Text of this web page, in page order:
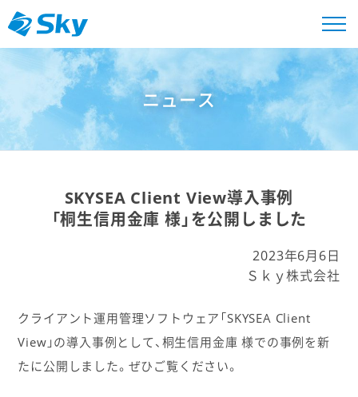
ニュース
SKYSEA Client View導入事例
「桐生信用金庫 様」を公開しました
2023年6月6日
Ｓｋｙ株式会社
クライアント運用管理ソフトウェア「SKYSEA Client
View」の導入事例として、桐生信用金庫 様での事例を新
たに公開しました。ぜひご覧ください。